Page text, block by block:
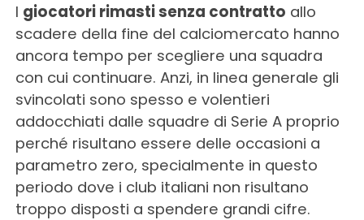
I giocatori rimasti senza contratto allo
scadere della fine del calciomercato hanno
ancora tempo per scegliere una squadra
con cui continuare. Anzi, in linea generale gli
svincolati sono spesso e volentieri
addocchiati dalle squadre di Serie A proprio
perché risultano essere delle occasioni a
parametro zero, specialmente in questo
periodo dove i club italiani non risultano
troppo disposti a spendere grandi cifre.